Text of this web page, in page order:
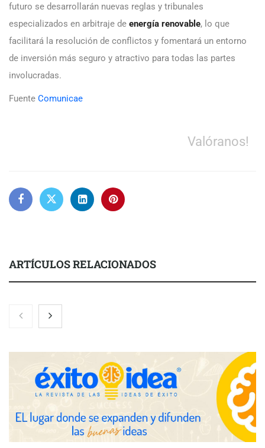
futuro se desarrollarán nuevas reglas y tribunales
especializados en arbitraje de energía renovable, lo que
facilitará la resolución de conflictos y fomentará un entorno
de inversión más seguro y atractivo para todas las partes
involucradas.
Fuente Comunicae
Valóranos!
ARTÍCULOS RELACIONADOS
Nicols presenta seis modelos de anillos de compromiso para el
eclipse solar del 12 de agosto
avanzadas para trading estratégico
COMPALISS de LYSOTRIC: cuando un solo producto multiplica
las posibilidades del salón profesional